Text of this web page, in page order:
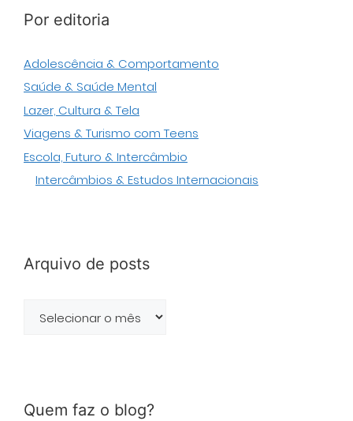
Por editoria
Adolescência & Comportamento
Saúde & Saúde Mental
Lazer, Cultura & Tela
Viagens & Turismo com Teens
Escola, Futuro & Intercâmbio
Intercâmbios & Estudos Internacionais
Arquivo de posts
Quem faz o blog?